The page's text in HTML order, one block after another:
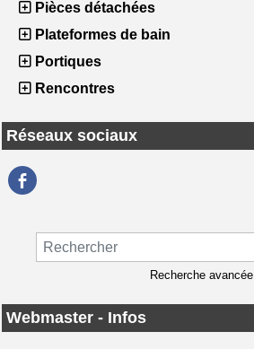
Pièces détachées
Plateformes de bain
Portiques
Rencontres
Réseaux sociaux
Recherche avancée
Webmaster - Infos